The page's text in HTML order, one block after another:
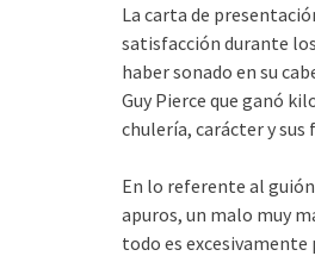
La carta de
satisfacción durante
haber sonado en su
Guy Pierce que ganó
chulería, carácter y sus
En lo referente al
apuros, un malo muy
todo es